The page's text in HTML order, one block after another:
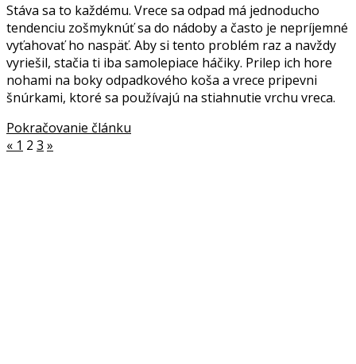
Stáva sa to každému. Vrece sa odpad má jednoducho
tendenciu zošmyknúť sa do nádoby a často je nepríjemné
vyťahovať ho naspäť. Aby si tento problém raz a navždy
vyriešil, stačia ti iba samolepiace háčiky. Prilep ich hore
nohami na boky odpadkového koša a vrece pripevni
šnúrkami, ktoré sa používajú na stiahnutie vrchu vreca.
Pokračovanie článku
« 1 2 3 »